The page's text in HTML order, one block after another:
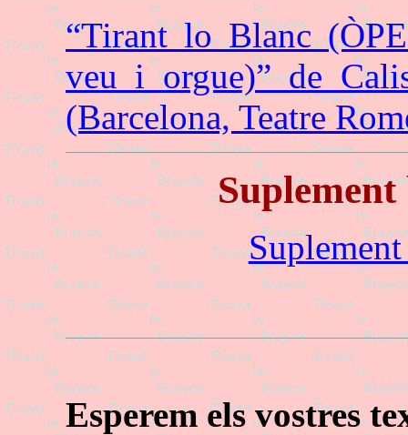
“Tirant lo Blanc
veu i orgue)” de
(Barcelona, Teatre
Esperem els vostres